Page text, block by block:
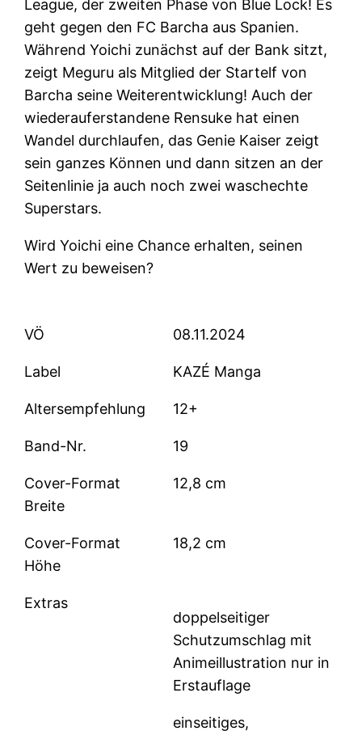
League, der zweiten Phase von Blue Lock! Es
geht gegen den FC Barcha aus Spanien.
Während Yoichi zunächst auf der Bank sitzt,
zeigt Meguru als Mitglied der Startelf von
Barcha seine Weiterentwicklung! Auch der
wiederauferstandene Rensuke hat einen
Wandel durchlaufen, das Genie Kaiser zeigt
sein ganzes Können und dann sitzen an der
Seitenlinie ja auch noch zwei waschechte
Superstars.
Wird Yoichi eine Chance erhalten, seinen
Wert zu beweisen?
VÖ 08.11.2024
Label KAZÉ Manga
Altersempfehlung 12+
Band-Nr. 19
Cover-Format
Breite
12,8 cm
Cover-Format
Höhe
18,2 cm
Extras
doppelseitiger
Schutzumschlag mit
Animeillustration nur in
Erstauflage
einseitiges,